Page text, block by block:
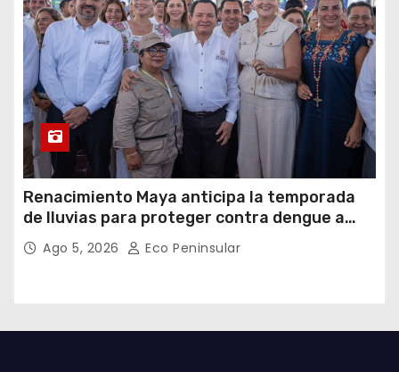
Renacimiento Maya anticipa la temporada
de lluvias para proteger contra dengue a
casi un millón de habitantes
Ago 5, 2026 Eco Peninsular